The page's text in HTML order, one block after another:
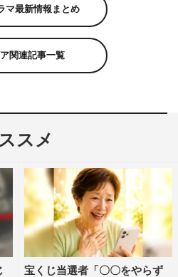
マ最新情報まとめ
関連記事一覧
スメ
宝くじ当選者「〇〇をやらず